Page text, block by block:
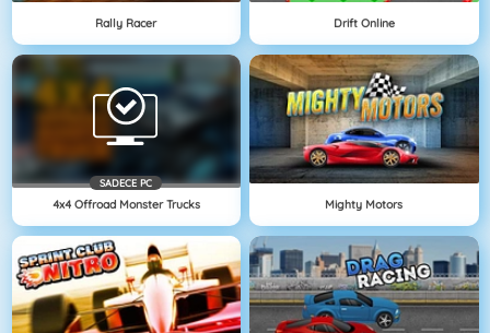
Rally Racer Drift Online
SADECE PC
4x4 Offroad Monster Trucks Mighty Motors